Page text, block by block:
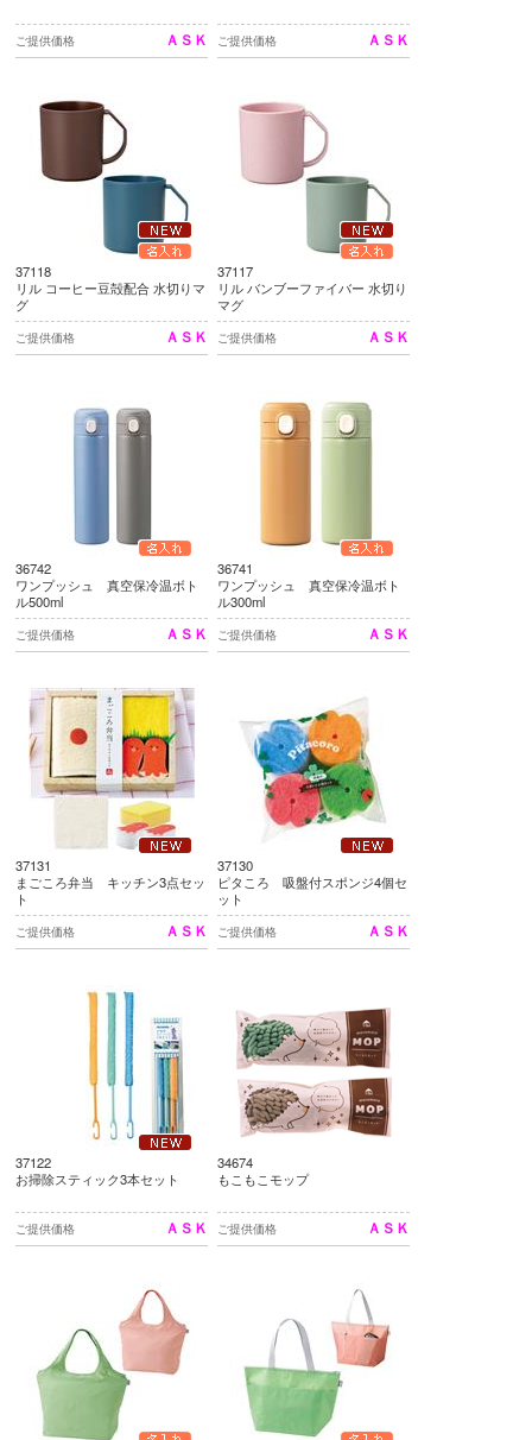
ご提供価格 ＡＳＫ ご提供価格 ＡＳＫ
37118
リル コーヒー豆殻配合 水切りマ
グ
ご提供価格 ＡＳＫ
37117
リル バンブーファイバー 水切り
マグ
ご提供価格 ＡＳＫ
36742
ワンプッシュ 真空保冷温ボト
ル500ml
ご提供価格 ＡＳＫ
36741
ワンプッシュ 真空保冷温ボト
ル300ml
ご提供価格 ＡＳＫ
37131
まごころ弁当 キッチン3点セッ
ト
ご提供価格 ＡＳＫ
37130
ピタころ 吸盤付スポンジ4個セ
ット
ご提供価格 ＡＳＫ
37122
お掃除スティック3本セット
ご提供価格 ＡＳＫ
34674
もこもこモップ
ご提供価格 ＡＳＫ